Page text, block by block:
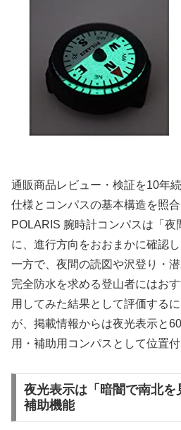
通販商品レビュー・検証を10年
仕様とコンパスの基本構造を照
POLARIS 腕時計コンパスは「
に、進行方向をおおまかに確認
一方で、夜間の読図や沢登り・
完全防水を求める登山者にはお
用してみた結果として評価する
が、掲載情報からは夜光表示と
用・補助用コンパスとして位置
夜光表示は「暗闇で南北を
補助機能